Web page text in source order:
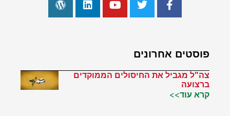
פוסטים אחרונים
צה"ל מגביל את החיסולים הממוקדים
ברצועה
קרא עוד>>